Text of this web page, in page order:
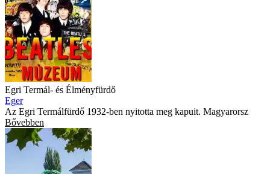
Egri Termál- és Élményfürdő
Eger
Az Egri Termálfürdő 1932-ben nyitotta meg kapuit. Magyarorsz
Bővebben